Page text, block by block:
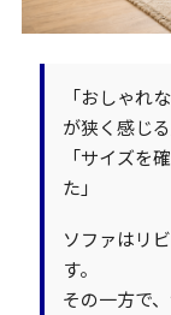
「おしゃれ
が狭く感じる
「サイズを
た」
ソファはリ
す。
その一方で